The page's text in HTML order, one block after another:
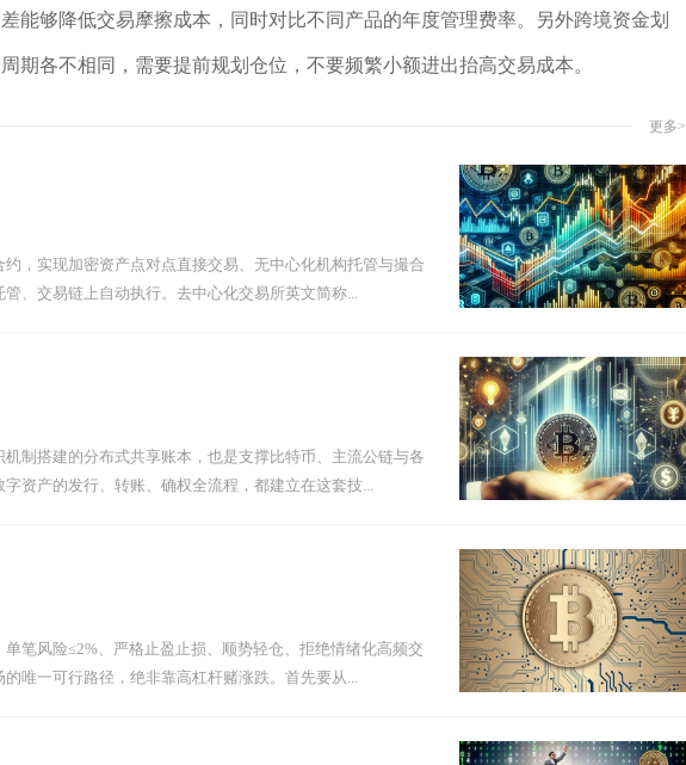
能够降低交易摩擦成本，同时对比不同产品的年度管理费率。另外跨境资金划
期各不相同，需要提前规划仓位，不要频繁小额进出抬高交易成本。
更多>
，实现加密资产点对点直接交易、无中心化机构托管与撮合
、交易链上自动执行。去中心化交易所英文简称...
制搭建的分布式共享账本，也是支撑比特币、主流公链与各
资产的发行、转账、确权全流程，都建立在这套技...
笔风险≤2%、严格止盈止损、顺势轻仓、拒绝情绪化高频交
唯一可行路径，绝非靠高杠杆赌涨跌。首先要从...